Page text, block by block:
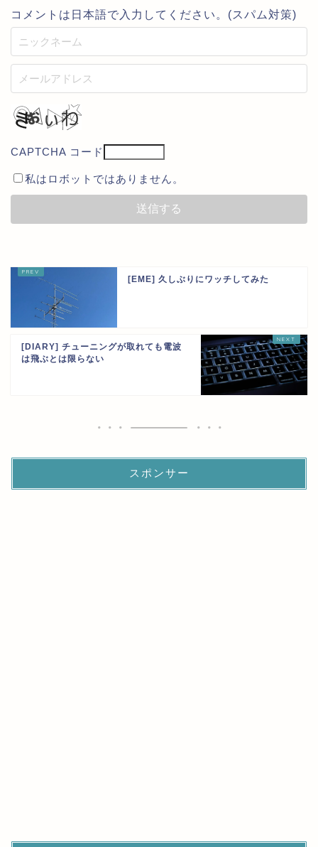
コメントは日本語で入力してください。(スパム対策)
CAPTCHA コード
私はロボットではありません。
[EME] 久しぶりにワッチしてみた
[DIARY] チューニングが取れても電波
は飛ぶとは限らない
スポンサー